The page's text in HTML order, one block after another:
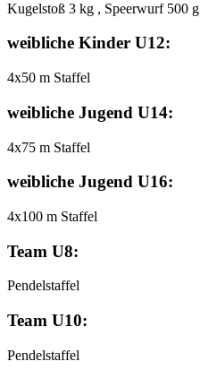
Kugelstoß 3 kg , Speerwurf 500 g
weibliche Kinder U12:
4x50 m Staffel
weibliche Jugend U14:
4x75 m Staffel
weibliche Jugend U16:
4x100 m Staffel
Team U8:
Pendelstaffel
Team U10:
Pendelstaffel